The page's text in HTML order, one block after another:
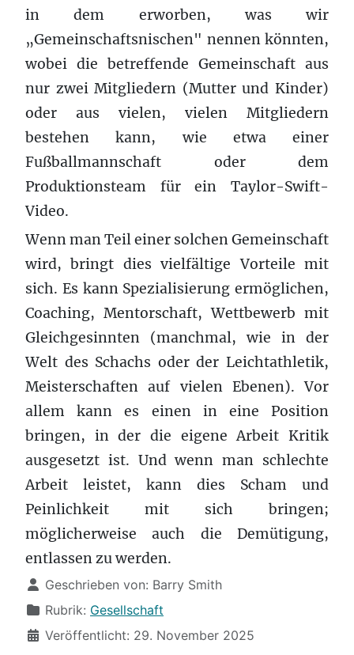
in dem erworben, was wir
„Gemeinschaftsnischen" nennen könnten,
wobei die betreffende Gemeinschaft aus
nur zwei Mitgliedern (Mutter und Kinder)
oder aus vielen, vielen Mitgliedern
bestehen kann, wie etwa einer
Fußballmannschaft oder dem
Produktionsteam für ein Taylor-Swift-
Video.
Wenn man Teil einer solchen Gemeinschaft
wird, bringt dies vielfältige Vorteile mit
sich. Es kann Spezialisierung ermöglichen,
Coaching, Mentorschaft, Wettbewerb mit
Gleichgesinnten (manchmal, wie in der
Welt des Schachs oder der Leichtathletik,
Meisterschaften auf vielen Ebenen). Vor
allem kann es einen in eine Position
bringen, in der die eigene Arbeit Kritik
ausgesetzt ist. Und wenn man schlechte
Arbeit leistet, kann dies Scham und
Peinlichkeit mit sich bringen;
möglicherweise auch die Demütigung,
entlassen zu werden.
Details
Geschrieben von: Barry Smith
Rubrik: Gesellschaft
Veröffentlicht: 29. November 2025